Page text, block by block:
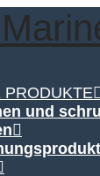
PRODUKTE
und